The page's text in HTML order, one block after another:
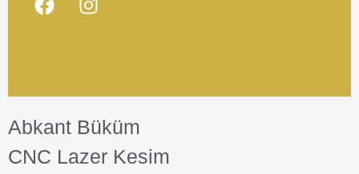
Abkant Büküm
CNC Lazer Kesim